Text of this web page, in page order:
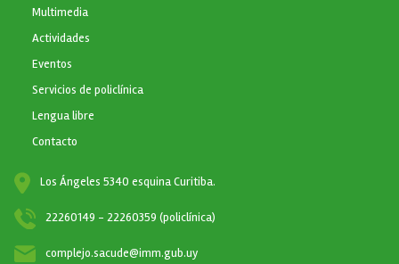
Multimedia
Actividades
Eventos
Servicios de policlínica
Lengua libre
Contacto
Los Ángeles 5340 esquina Curitiba.
22260149 - 22260359 (policlínica)
complejo.sacude@imm.gub.uy